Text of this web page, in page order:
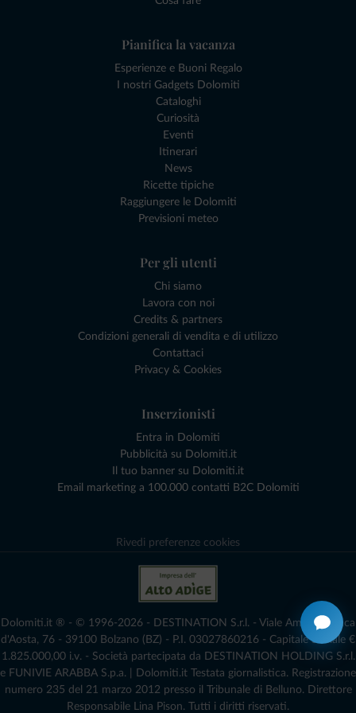
Pianifica la vacanza
Esperienze e Buoni Regalo
I nostri Gadgets Dolomiti
Cataloghi
Curiosità
Eventi
Itinerari
News
Ricette tipiche
Raggiungere le Dolomiti
Previsioni meteo
Per gli utenti
Chi siamo
Lavora con noi
Credits & partners
Condizioni generali di vendita e di utilizzo
Contattaci
Privacy & Cookies
Inserzionisti
Entra in Dolomiti
Pubblicità su Dolomiti.it
Il tuo banner su Dolomiti.it
Email marketing a 100.000 contatti B2C Dolomiti
Rivedi preferenze cookies
Dolomiti.it ® - © 1996-2026 - DESTINATION S.r.l. - Viale Amedeo Duca
d'Aosta, 76 - 39100 Bolzano (BZ) - P.I. 03027860216 - Capitale Sociale €
1.825.000,00 i.v. - Società partecipata da DESTINATION HOLDING S.r.l.
e FUNIVIE ARABBA S.p.a. | Dolomiti.it Testata giornalistica. Registrazione
numero 235 del 21 marzo 2012 presso il Tribunale di Belluno.­ Direttore
Responsabile Lina Pison. Tutti i diritti riservati.